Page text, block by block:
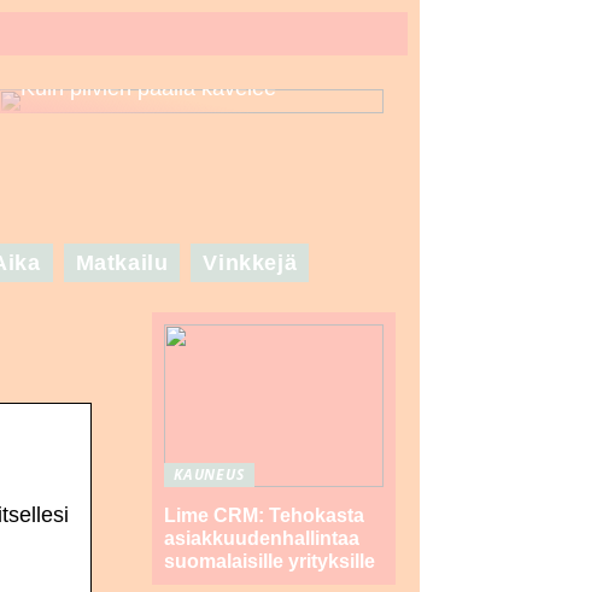
Kuin pilvien päällä kävelee
Matkailu Vinkkejä
KAUNEUS
Lime CRM: Tehokasta
asiakkuudenhallintaa
suomalaisille yrityksille